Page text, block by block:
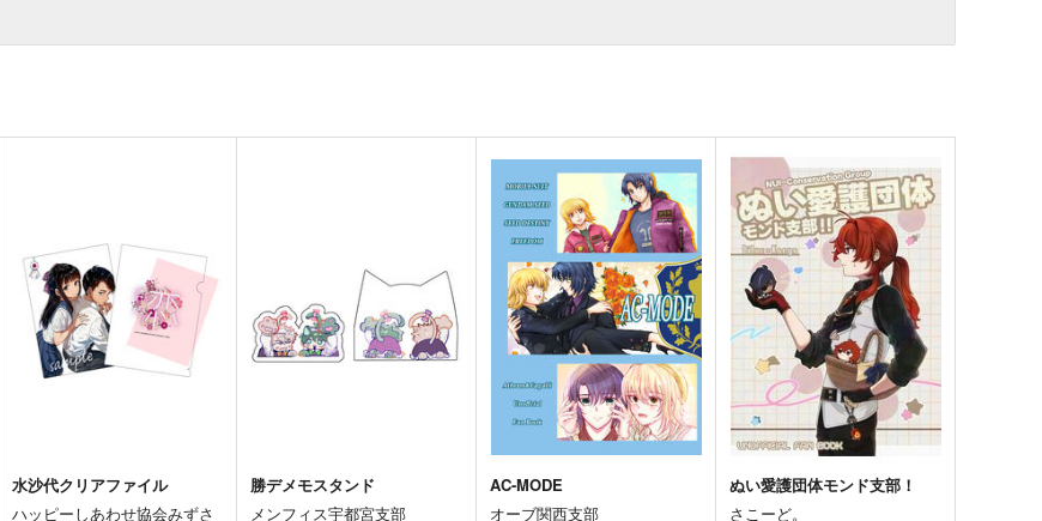
水沙代クリアファイル
ハッピーしあわせ協会みずさ
勝デメモスタンド
メンフィス宇都宮支部
AC-MODE
オーブ関西支部
ぬい愛護団体モンド支部！
さこーど。